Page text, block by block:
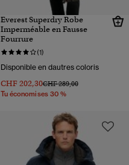
Everest Superdry Robe
Imperméable en Fausse
Fourrure
(1)
Disponible en dautres coloris
CHF 202,30Prix réduit de
CHF 289,00à
Tu économises 30 %